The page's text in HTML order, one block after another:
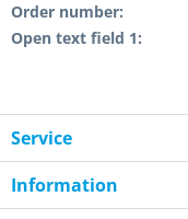
Order number:
Open text field 1:
Service
Information